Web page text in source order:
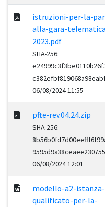
istruzioni-per-la-
alla-gara-
2023.pdf
SHA-256:
06/08/2024 11:55
pfte-rev.04.24.zip
SHA-256:
06/08/2024 12:01
modello-a2-
qualificato-per-la-